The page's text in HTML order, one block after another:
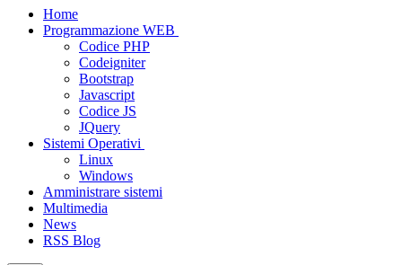
Home
Programmazione WEB
Codice PHP
Codeigniter
Bootstrap
Javascript
Codice JS
JQuery
Sistemi Operativi
Linux
Windows
Amministrare sistemi
Multimedia
News
RSS Blog